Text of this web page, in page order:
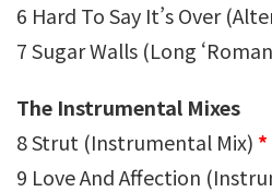
6 Hard To Say It’s Over
7 Sugar Walls (Long
The Instrumental Mixes
8 Strut (Instrumental Mix) *
9 Love And Affection